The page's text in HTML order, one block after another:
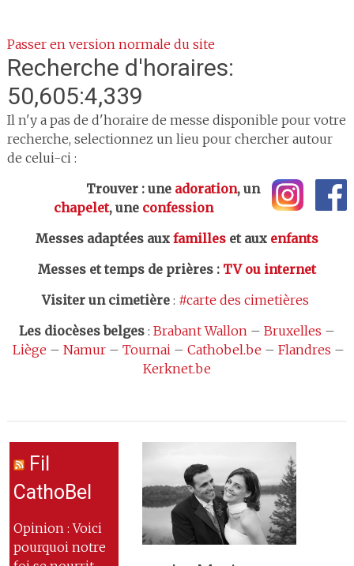
Passer en version normale du site
Recherche d'horaires:
50,605:4,339
Il n'y a pas de d'horaire de messe disponible pour votre
recherche, selectionnez un lieu pour chercher autour
de celui-ci :
Trouver : une adoration, un
chapelet, une confession
Messes adaptées aux familleset aux enfants
Messes et temps de prières: TV ou internet
Visiter un cimetière: #carte des cimetières
Les diocèses belges: Brabant Wallon– Bruxelles –
Liège – Namur– Tournai– Cathobel.be – Flandres –
Kerknet.be
Fil
CathoBel
Opinion : Voici
pourquoi notre